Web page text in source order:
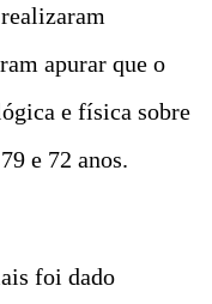
apurar que o
e física sobre
e 72 anos.
foi dado